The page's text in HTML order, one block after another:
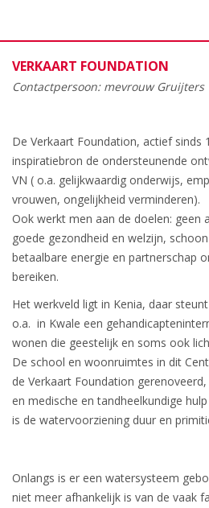
VERKAART FOUNDATION
Contactpersoon: mevrouw Gruijters
De Verkaart Foundation, actief sinds
inspiratiebron de ondersteunende
VN ( o.a. gelijkwaardig onderwijs,
vrouwen, ongelijkheid verminderen).
Ook werkt men aan de doelen: geen
goede gezondheid en welzijn,
betaalbare energie en partnerschap
bereiken.
Het werkveld ligt in Kenia, daar
o.a. in Kwale een
wonen die geestelijk en soms ook
De school en woonruimtes in dit
de Verkaart Foundation
en medische en tandheelkundige
is de watervoorziening duur en
Onlangs is er een watersysteem
niet meer afhankelijk is van de vaak